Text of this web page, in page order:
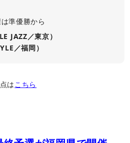
準優勝から
JAZZ／東京）
／福岡）
はこちら